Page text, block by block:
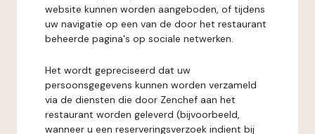
website kunnen worden aangeboden, of tijdens
uw navigatie op een van de door het restaurant
beheerde pagina's op sociale netwerken.
Het wordt gepreciseerd dat uw
persoonsgegevens kunnen worden verzameld
via de diensten die door Zenchef aan het
restaurant worden geleverd (bijvoorbeeld,
wanneer u een reserveringsverzoek indient bij